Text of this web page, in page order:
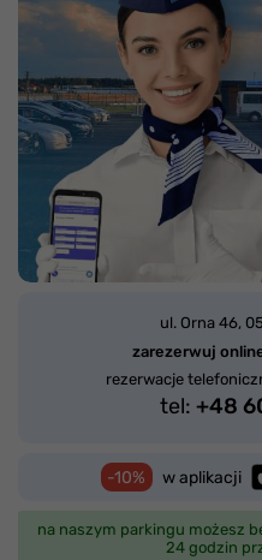
ul. Orna 46,
zarezerwuj
rezerwacje
tel: +48
-10% w aplikacji
na naszym parkingu możesz
24 godzin